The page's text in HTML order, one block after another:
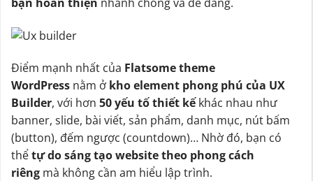
Điểm mạnh nhất của Flatsome theme
WordPress nằm ở kho element phong phú của UX
Builder, với hơn 50 yếu tố thiết kếkhác nhau như
banner, slide, bài viết, sản phẩm, danh mục, nút bấm
(button), đếm ngược (countdown)… Nhờ đó, bạn có
thểtự do sáng tạo website theo phong cách
riêng mà không cần am hiểu lập trình.